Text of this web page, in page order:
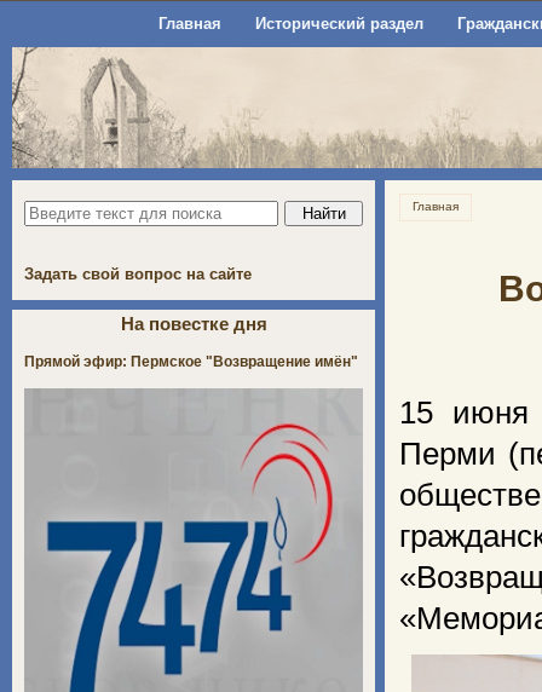
Главная Исторический раздел
Главная
15 июня
Перми
Задать свой вопрос на сайте
На повестке дня
Прямой эфир: Пермское "Возвращение имён"